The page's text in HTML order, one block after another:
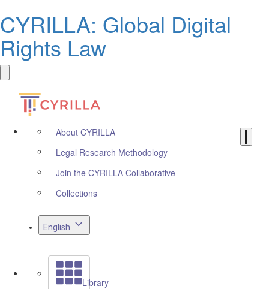
CYRILLA: Global Digital
Rights Law
About CYRILLA
Legal Research Methodology
Join the CYRILLA Collaborative
Collections
English
Library